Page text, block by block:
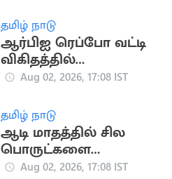
தமிழ் நாடு
ஆர்பிஐ ரெப்போ வட்டி
விகிதத்தில்
மாற்றமில்லை:
நிபுணர்கள் கணிப்பு
Aug 02, 2026, 17:08 IST
தமிழ் நாடு
ஆடி மாதத்தில் சில
பொருட்களை
வாங்கினால் பண
Aug 02, 2026, 17:08 IST